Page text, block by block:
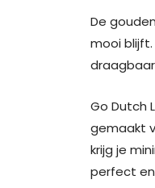
De
mooi
Go Dutch
gemaakt
krijg je
perfect en